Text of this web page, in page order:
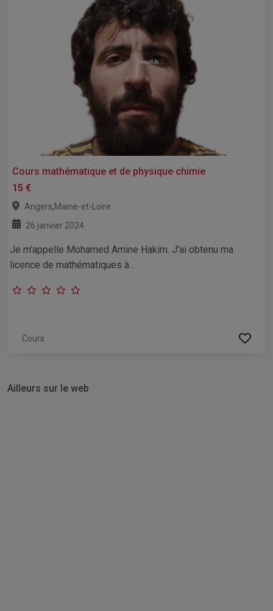
Cours mathématique et de physique chimie
15 €
Angers,Maine-et-Loire
26 janvier 2024
Je m'appelle Mohamed Amine Hakim. J'ai obtenu ma
licence de mathématiques à...
Cours
Ailleurs sur le web